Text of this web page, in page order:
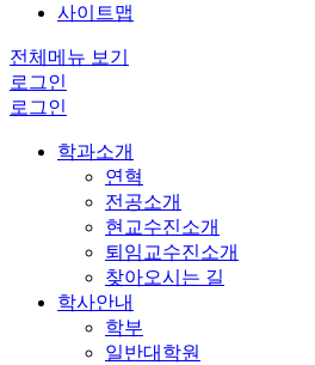
사이트맵
전체메뉴 보기
로그인
로그인
학과소개
연혁
전공소개
현교수진소개
퇴임교수진소개
찾아오시는 길
학사안내
학부
일반대학원